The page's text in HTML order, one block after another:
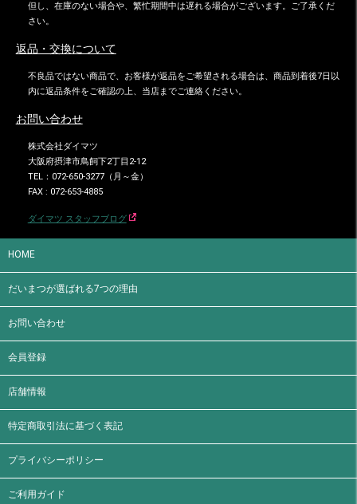
但し、在庫のない場合や、繁忙期間中は遅れる場合がございます。ご了承くだ
さい。
返品・交換について
不良品ではない商品で、お客様が返品をご希望される場合は、商品到着後7日以
内に返品条件をご確認の上、当店までご連絡ください。
お問い合わせ
株式会社ダイマツ
大阪府摂津市鳥飼下2丁目2-12
TEL：072-650-3277（月～金）
FAX : 072-653-4885
ダイマツ スタッフブログ
HOME
だいまつが選ばれる7つの理由
お問い合わせ
会員登録
店舗情報
特定商取引法に基づく表記
プライバシーポリシー
ご利用ガイド